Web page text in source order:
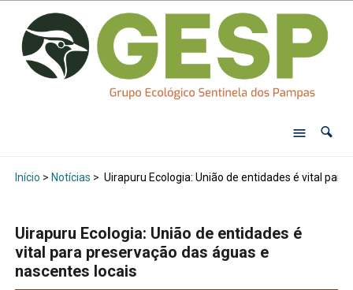
Início > Notícias > Uirapuru Ecologia: União de entidades é vital
Uirapuru Ecologia: União de entidades é
vital para preservação das águas e
nascentes locais